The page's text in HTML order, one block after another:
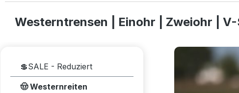
Westerntrensen | Einohr | Zweiohr |
💲SALE - Reduziert
🤠 Westernreiten